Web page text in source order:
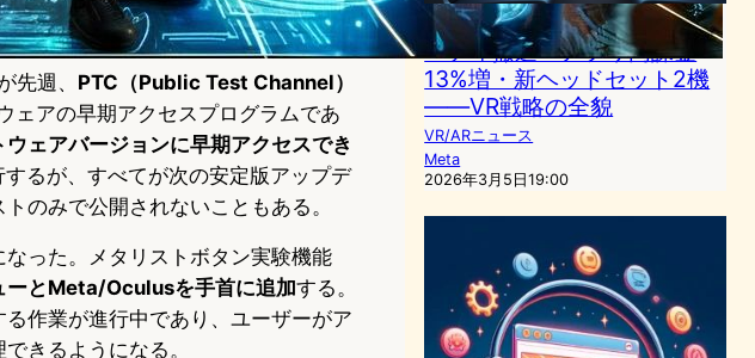
週、 PTC（Public Test Channel）
ェアの早期アクセスプログラムであ
ェアバージョンに早期アクセスでき
るが、すべてが次の安定版アップデ
のみで公開されないこともある。
った。メタリストボタン実験機能
ーとMeta/Oculusを手首に追加する。
る作業が進行中であり、ユーザーがア
きるようになる。
Meta Quest、ファーストパ
ーティ撤退・アプリ内課金
13%増・新ヘッドセット2機
——VR戦略の全貌
VR/ARニュース
Meta
2026年3月5日19:00